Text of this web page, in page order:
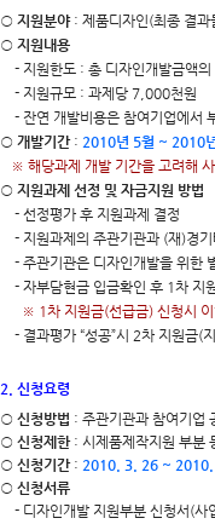
○ 지원분야: 제품디자인(최종 결과
○ 지원내용
- 지원한도 : 총 디자인개발금액
- 지원규모 : 과제당 7,000천원
- 잔연 개발비용은 참여기업에서
○ 개발기간: 2010년 5월 ~ 2010
※ 해당과제 개발 기간을 고려해
○ 지원과제 선정 및 자금지원 방법
- 선정평가 후 지원과제 결정
- 지원과제의 주관기관과 (재)경기
- 주관기관은 디자인개발을 위한
- 자부담현금 입금확인 후 1차 지
※ 1차 지원금(선급금) 신청시
- 결과평가 “성공”시 2차 지원금(
2. 신청요령
○ 신청방법 : 주관기관과 참여기업
○ 신청제한: 시제품제작지원 부분
○ 신청기간: 2010. 3. 26 ~
○ 신청서류
- 디자인개발 지원부분 신청서(사